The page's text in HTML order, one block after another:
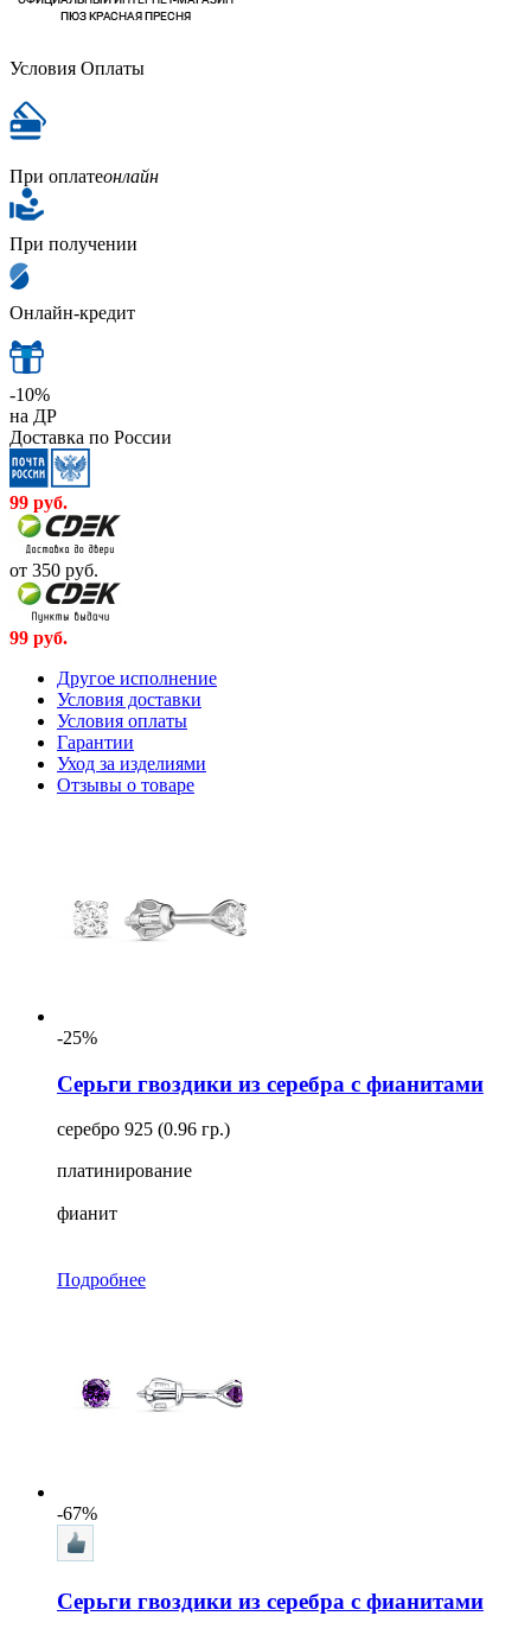
Условия Оплаты
При оплатеонлайн
При получении
Онлайн-кредит
-10%
на ДР
Доставка по России
99 руб.
от 350 руб.
99 руб.
Другое исполнение
Условия доставки
Условия оплаты
Гарантии
Уход за изделиями
Отзывы о товаре
-25%
Серьги гвоздики из серебра с фианитами
серебро 925 (0.96 гр.)
платинирование
фианит
Подробнее
-67%
Серьги гвоздики из серебра с фианитами